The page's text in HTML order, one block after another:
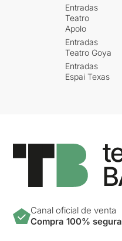
Entradas
Teatro
Apolo
Entradas
Teatro Goya
Entradas
Espai Texas
Canal oficial de venta
Compra 100% segura